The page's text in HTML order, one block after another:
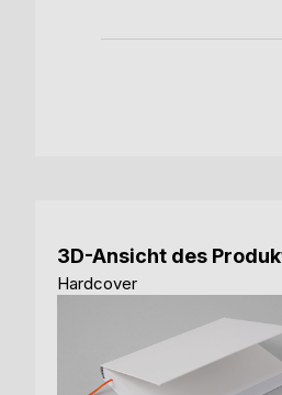
3D-Ansicht des
Hardcover